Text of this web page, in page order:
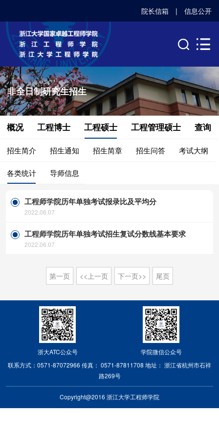
院长信箱 | 信息公开
非全日制研究生招生
概况 工程博士 工程硕士
招生简介 招生通知 招生简章 招生问答 考试大纲
各类统计 导师信息
工程管理硕士 查询
工程师学院历年单独考试报录比及平均分
2022.06.07
工程师学院历年单独考试招生复试分数线基本要求
2022.06.07
第一页 <<上一页 下一页>> 尾页
浙大ATC公众号
学院微信公众号
联系方式：0571-87072966 传真： 0571-87811708 地址： 浙江省杭州市石祥
路269号
Copyright@2016 浙江大学工程师学院